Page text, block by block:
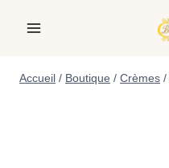
Accueil / Boutique / Crèmes /